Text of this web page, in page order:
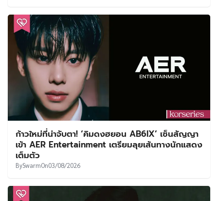
ก้าวใหม่ที่น่าจับตา! ‘คิมดงฮยอน AB6IX’ เซ็นสัญญา
เข้า AER Entertainment เตรียมลุยเส้นทางนักแสดง
เต็มตัว
BySwarmOn03/08/2026